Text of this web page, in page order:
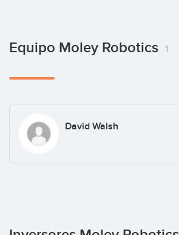
Equipo Moley Robotics 1
David Walsh